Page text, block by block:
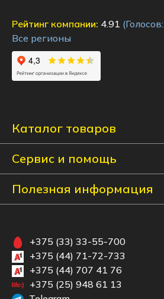
Каталог товаров
Сервис и помощь
Полезная информация
Рейтинг компании: 4.91 (Голосов:
Все регионы
+375 (33) 33-55-700
+375 (44) 71-72-733
+375 (44) 707 41 76
+375 (25) 948 61 13